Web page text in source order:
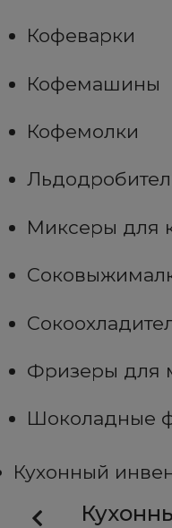
Кофеварки
Кофемашины
Кофемолки
Миксеры для
Фризеры для
Шоколадные
Кухонный